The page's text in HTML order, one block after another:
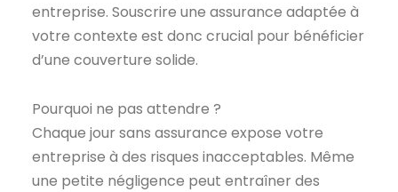
entreprise. Souscrire une assurance adaptée à
votre contexte est donc crucial pour bénéficier
d’une couverture solide.
Pourquoi ne pas attendre ?
Chaque jour sans assurance expose votre
entreprise à des risques inacceptables. Même
une petite négligence peut entraîner des